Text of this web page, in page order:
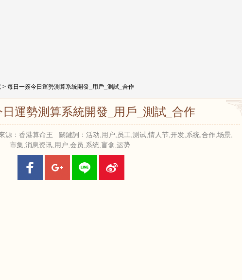
> 每日一簽今日運勢測算系統開發_用戶_測試_合作
運勢測算系統開發_用戶_測試_合作
：香港算命王 關鍵詞：活动,用户,员工,测试,情人节,开发,系统,合作,场景,
市集,消息资讯,用户,会员,系统,盲盒,运势